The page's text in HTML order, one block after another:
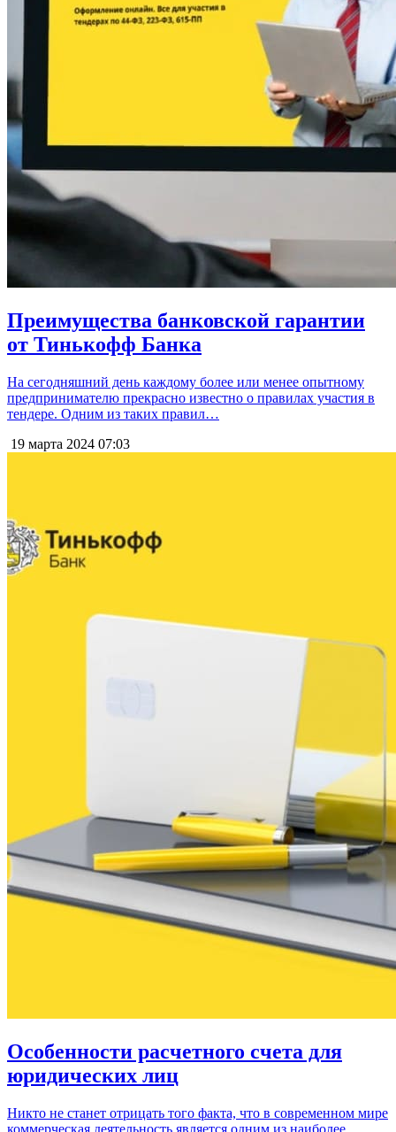
Преимущества банковской гарантии
от Тинькофф Банка
На сегодняшний день каждому более или менее опытному
предпринимателю прекрасно известно о правилах участия в
тендере. Одним из таких правил…
19 марта 2024 07:03
Особенности расчетного счета для
юридических лиц
Никто не станет отрицать того факта, что в современном мире
коммерческая деятельность является одним из наиболее